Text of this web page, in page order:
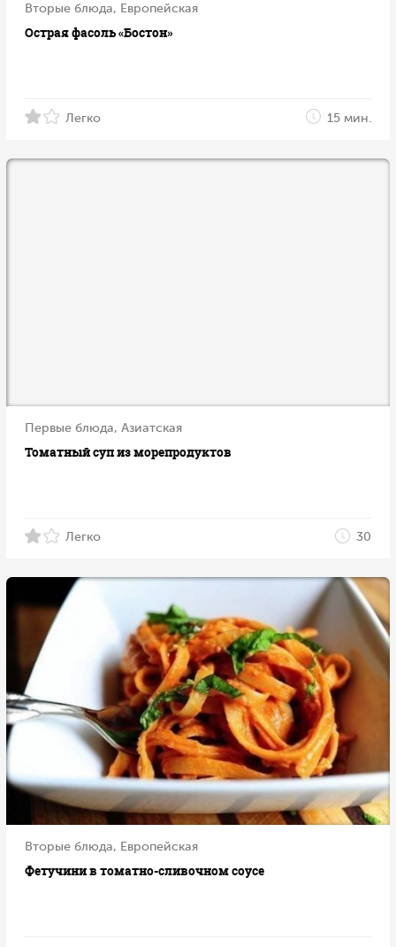
Вторые блюда, Европейская
Острая фасоль «Бостон»
Легко 15 мин.
Первые блюда, Азиатская
Томатный суп из морепродуктов
Легко 30
Вторые блюда, Европейская
Фетучини в томатно-сливочном соусе